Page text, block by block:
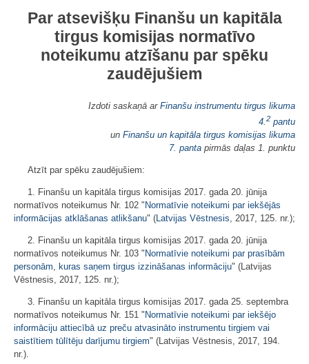
Par atsevišķu Finanšu un kapitāla
tirgus komisijas normatīvo
noteikumu atzīšanu par spēku
zaudējušiem
Izdoti saskaņā ar Finanšu instrumentu tirgus likuma
4.2 pantu
un Finanšu un kapitāla tirgus komisijas likuma
7. panta pirmās daļas 1. punktu
Atzīt par spēku zaudējušiem:
1. Finanšu un kapitāla tirgus komisijas 2017. gada 20. jūnija
normatīvos noteikumus Nr. 102 " Normatīvie noteikumi par iekšējās
informācijas atklāšanas atlikšanu" (Latvijas Vēstnesis, 2017, 125. nr.);
2. Finanšu un kapitāla tirgus komisijas 2017. gada 20. jūnija
normatīvos noteikumus Nr. 103 " Normatīvie noteikumi par prasībām
personām, kuras saņem tirgus izzināšanas informāciju" (Latvijas
Vēstnesis, 2017, 125. nr.);
3. Finanšu un kapitāla tirgus komisijas 2017. gada 25. septembra
normatīvos noteikumus Nr. 151 " Normatīvie noteikumi par iekšējo
informāciju attiecībā uz preču atvasināto instrumentu tirgiem vai
saistītiem tūlītēju darījumu tirgiem" (Latvijas Vēstnesis, 2017, 194.
nr.).